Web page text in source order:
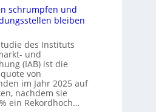
f
P
a
t
z
1
s
c
a
f
t
z
e
i
schrumpfen und
bleiben
des Instituts
und
(IAB) ist die
von
im Jahr 2025 auf
nachdem sie
ein Rekordhoch…